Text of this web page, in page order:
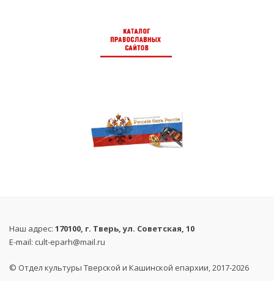
Наш адрес: 170100, г. Тверь, ул. Советская, 10
E-mail: cult-eparh@mail.ru
© Отдел культуры Тверской и Кашинской епархии, 2017-2026